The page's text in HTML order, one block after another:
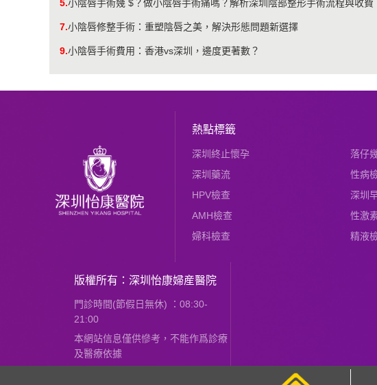
5.小陰唇手術幾 $？做小陰唇手術痛嗎？解析深圳陰部整形手術流程與收費
7.小陰唇修整手術：重塑陰唇之美，解決形態問題新選擇
9.小陰唇手術費用：香港vs深圳，邊度更著數？
熱點標籤
深圳終止懷孕
落仔
深圳藥流
性病
HPV檢查
深圳
AMH檢查
性激
婦科檢查
精液
版權所有：深圳怡康婦産醫院
門診時間(節假日無休) ：08:30-
21:00
本網站信息僅供慘考，不能作爲診療
及醫療依據